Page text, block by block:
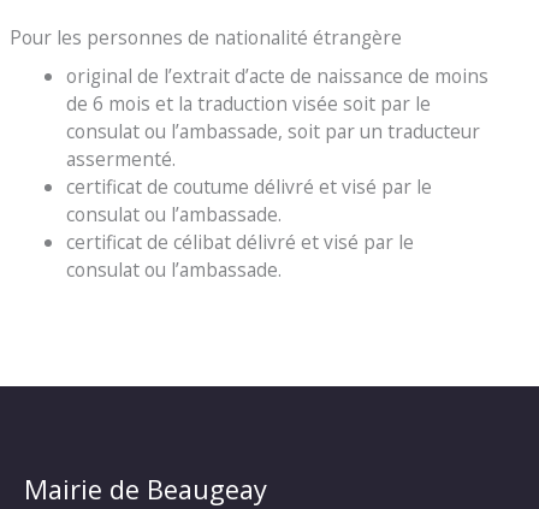
Pour les personnes de nationalité étrangère
original de l’extrait d’acte de naissance de moins
de 6 mois et la traduction visée soit par le
consulat ou l’ambassade, soit par un traducteur
assermenté.
certificat de coutume délivré et visé par le
consulat ou l’ambassade.
certificat de célibat délivré et visé par le
consulat ou l’ambassade.
Mairie de Beaugeay